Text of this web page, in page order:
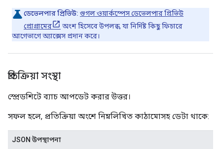
ডেভেলপার প্রিভিউ: গুগল ওয়ার্কস্পেস ডেভেলপার প্রিভিউ
প্রোগ্রামের
অংশ হিসেবে উপলব্ধ, যা নির্দিষ্ট কিছু ফিচারে
আগেভাগে অ্যাক্সেস প্রদান করে।
প্রতিক্রিয়া সংস্থা
স্প্রেডশিটে ব্যাচ আপডেট করার উত্তর।
সফল হলে, প্রতিক্রিয়া অংশে নিম্নলিখিত কাঠামোসহ ডেটা থাকে:
JSON উপস্থাপনা